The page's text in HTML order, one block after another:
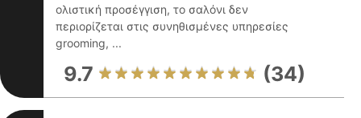
ολιστική προσέγγιση, το σαλόνι δεν
περιορίζεται στις συνηθισμένες υπηρεσίες
grooming, ...
9.7 (34)